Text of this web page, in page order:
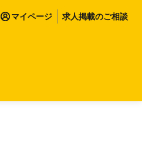
マイページ 求人掲載のご相談